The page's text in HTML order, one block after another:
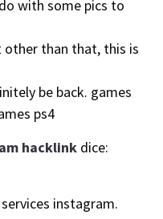
with some pics to
than that, this is
be back. games
ps4
hacklink dice:
instagram.